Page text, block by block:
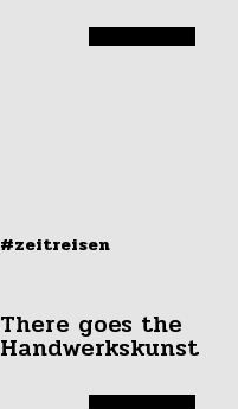
#zeitreisen
There goes the
Handwerkskunst